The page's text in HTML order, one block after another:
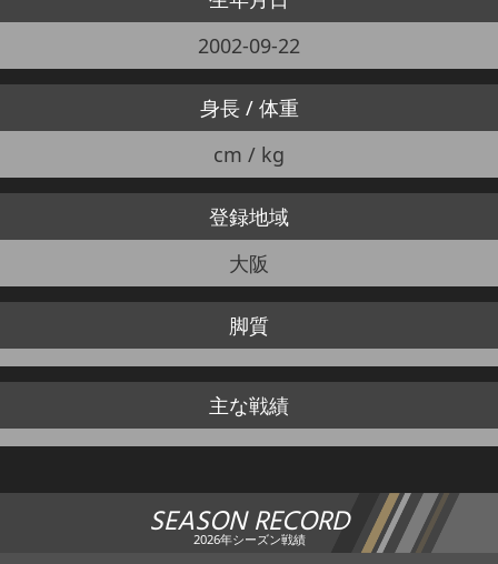
2002-09-22
身長 / 体重
cm / kg
登録地域
大阪
脚質
主な戦績
SEASON RECORD
2026年シーズン戦績